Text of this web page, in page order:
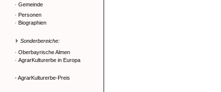
· Gemeinde
· Personen
· Biographien
Sonderbereiche:
· Oberbayrische Almen
· AgrarKulturerbe in Europa
- AgrarKulturerbe-Preis